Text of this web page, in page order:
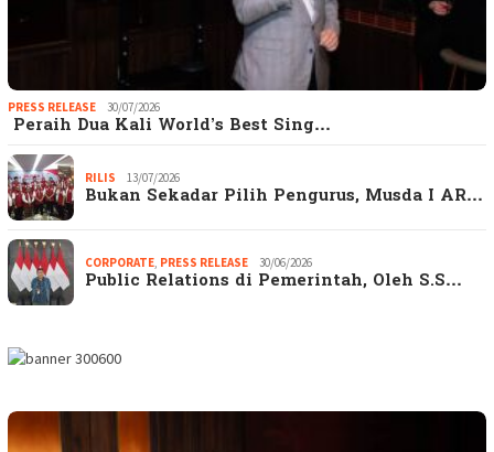
PRESS RELEASE 30/07/2026
Peraih Dua Kali World’s Best Sing…
RILIS 13/07/2026
Bukan Sekadar Pilih Pengurus, Musda I AR…
CORPORATE, PRESS RELEASE 30/06/2026
Public Relations di Pemerintah, Oleh S.S…